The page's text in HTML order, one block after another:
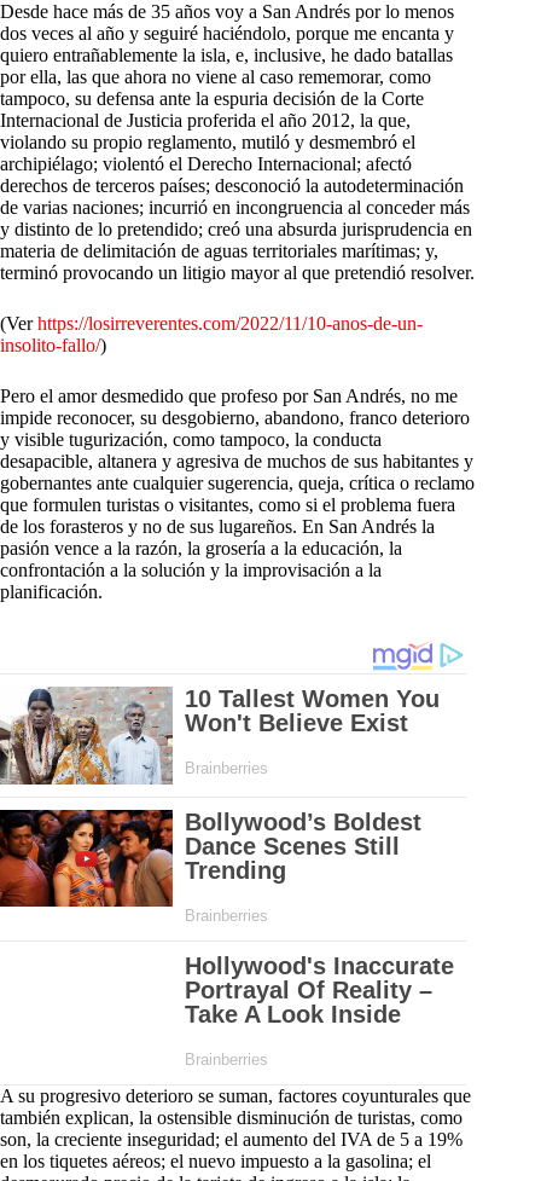
Desde hace más de 35 años voy a San Andrés por lo menos
dos veces al año y seguiré haciéndolo, porque me encanta y
quiero entrañablemente la isla, e, inclusive, he dado batallas
por ella, las que ahora no viene al caso rememorar, como
tampoco, su defensa ante la espuria decisión de la Corte
Internacional de Justicia proferida el año 2012, la que,
violando su propio reglamento, mutiló y desmembró el
archipiélago; violentó el Derecho Internacional; afectó
derechos de terceros países; desconoció la autodeterminación
de varias naciones; incurrió en incongruencia al conceder más
y distinto de lo pretendido; creó una absurda jurisprudencia en
materia de delimitación de aguas territoriales marítimas; y,
terminó provocando un litigio mayor al que pretendió resolver.
(Verhttps://losirreverentes.com/2022/11/10-anos-de-un-
insolito-fallo/)
Pero el amor desmedido que profeso por San Andrés, no me
impide reconocer, su desgobierno, abandono, franco deterioro
y visible tugurización, como tampoco, la conducta
desapacible, altanera y agresiva de muchos de sus habitantes y
gobernantes ante cualquier sugerencia, queja, crítica o reclamo
que formulen turistas o visitantes, como si el problema fuera
de los forasteros y no de sus lugareños. En San Andrés la
pasión vence a la razón, la grosería a la educación, la
confrontación a la solución y la improvisación a la
planificación.
A su progresivo deterioro se suman, factores coyunturales que
también explican, la ostensible disminución de turistas, como
son, la creciente inseguridad; el aumento del IVA de 5 a 19%
en los tiquetes aéreos; el nuevo impuesto a la gasolina; el